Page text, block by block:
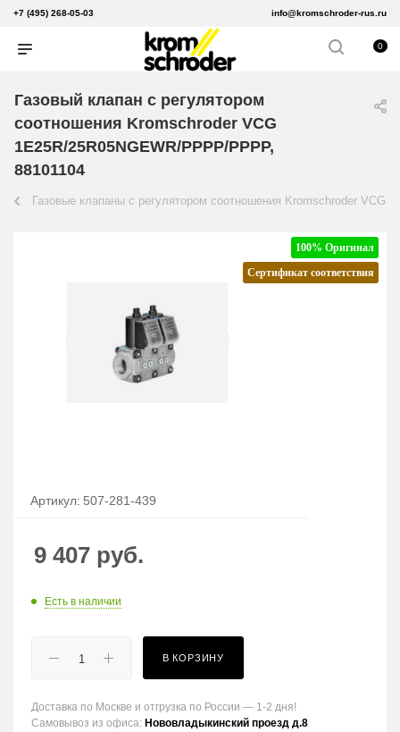
+7 (495) 268-05-03 info@kromschroder-rus.ru
0
Газовый клапан с регулятором
соотношения Kromschroder VCG
1E25R/25R05NGEWR/PPPP/PPPP,
88101104
Газовые клапаны с регулятором соотношения Kromschroder VCG
100% Оригинал
Сертификат соответствия
Артикул: 507-281-439
9 407 руб.
Есть в наличии
В КОРЗИНУ
Доставка по Москве и отгрузка по России — 1-2 дня!
Самовывоз из офиса: Нововладыкинский проезд д.8